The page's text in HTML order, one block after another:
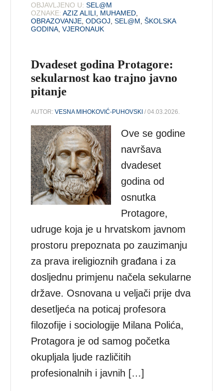
OBJAVLJENO U: SEL@M
OZNAKE: AZIZ ALILI MUHAMED
OBRAZOVANJE ,ODGOJ ,SEL@M ,ŠKOLSKA
GODINA ,VJERONAUK
Dvadeset godina Protagore:
sekularnost kao trajno javno
pitanje
AUTOR:VESNA MIHOKOVIĆ-PUHOVSKI / 04.03.2026.
Ove se godine
navršava
dvadeset
godina od
osnutka
Protagore,
udruge koja je u hrvatskom javnom
prostoru prepoznata po zauzimanju
za prava ireligioznih građana i za
dosljednu primjenu načela sekularne
države. Osnovana u veljači prije dva
desetljeća na poticaj profesora
filozofije i sociologije Milana Polića,
Protagora je od samog početka
okupljala ljude različitih
profesionalnih i javnih […]